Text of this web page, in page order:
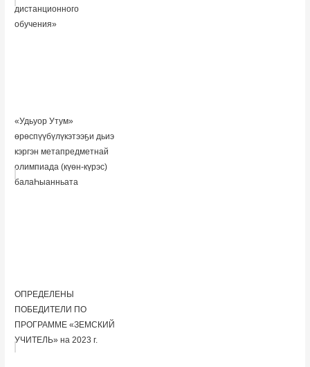
дистанционного
обучения»
«Удьуор Утум»
өрөспүүбүлүкэтээҕи дьиэ
кэргэн метапредметнай
олимпиада (күөн-күрэc)
балаҺыанньата
ОПРЕДЕЛЕНЫ
ПОБЕДИТЕЛИ ПО
ПРОГРАММЕ «ЗЕМСКИЙ
УЧИТЕЛЬ» на 2023 г.